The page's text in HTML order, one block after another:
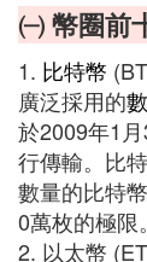
㈠ 幣圈前
1. 比特幣
廣泛採用的
於2009年1
行傳輸。比
數量的比特
0萬枚的極限。
2. 以太幣